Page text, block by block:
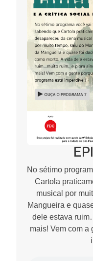
No sétimo
Cartola
musical por
Mangueira e
dele estava
mais! Vem com a